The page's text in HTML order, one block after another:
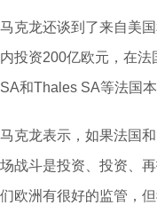
马克龙还谈到了来自美
内投资200亿欧元，在
SA和Thales SA等法国
马克龙表示，如果法国
场战斗是投资、投资、
们欧洲有很好的监管，